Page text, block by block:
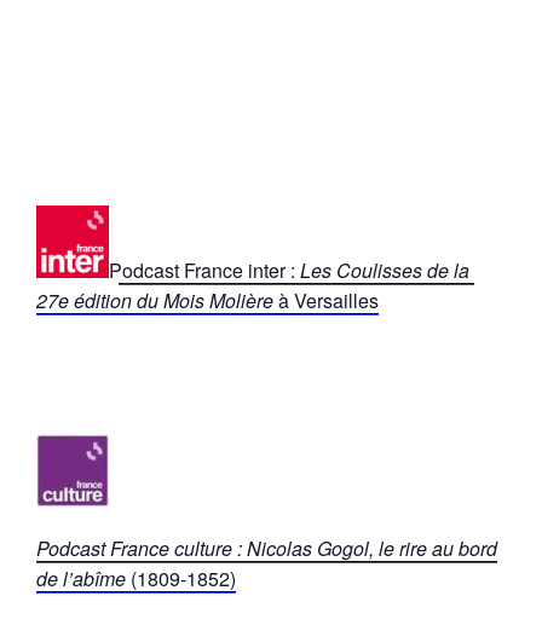
Podcast France inter : Les Coulisses de la
27e édition du Mois Molièreà Versailles
Podcast France culture : Nicolas Gogol, le rire au bord
de l’abîme (1809-1852)